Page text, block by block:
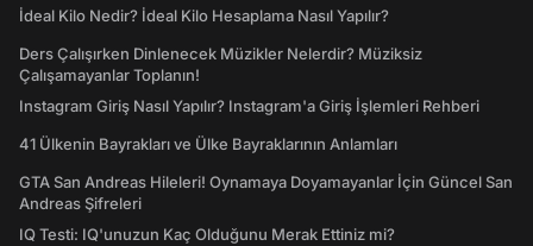
İdeal Kilo Nedir? İdeal Kilo Hesaplama Nasıl Yapılır?
Ders Çalışırken Dinlenecek Müzikler Nelerdir? Müziksiz
Çalışamayanlar Toplanın!
Instagram Giriş Nasıl Yapılır? Instagram'a Giriş İşlemleri Rehberi
41 Ülkenin Bayrakları ve Ülke Bayraklarının Anlamları
GTA San Andreas Hileleri! Oynamaya Doyamayanlar İçin Güncel San
Andreas Şifreleri
IQ Testi: IQ'unuzun Kaç Olduğunu Merak Ettiniz mi?